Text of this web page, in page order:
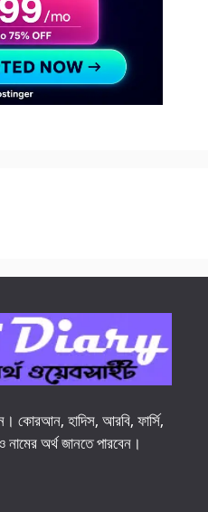
কোরআন, হাদিস, আরবি, ফার্সি,
নামের অর্থ জানতে পারবেন।